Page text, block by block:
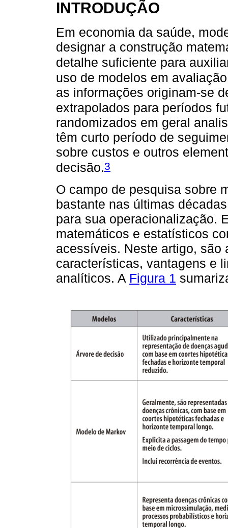
INTRODUÇÃO
Em economia da saúde,
designar a construção
detalhe suficiente para
uso de modelos em
as informações originam-se
extrapolados para períodos
randomizados em geral
têm curto período de
sobre custos e outros
decisão.3
O campo de pesquisa sobre
bastante nas últimas
para sua operacionalização.
matemáticos e estatísticos
acessíveis. Neste artigo, são
características, vantagens e
analíticos. A Figura 1